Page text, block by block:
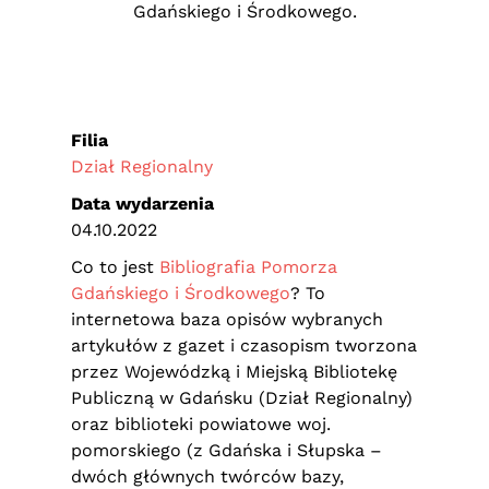
Gdańskiego i Środkowego.
Co to jest Bibliografia Pomorza
Gdańskiego i Środkowego? To
internetowa baza opisów wybranych
artykułów z gazet i czasopism tworzona
przez Wojewódzką i Miejską Bibliotekę
Publiczną w Gdańsku (Dział Regionalny)
oraz biblioteki powiatowe woj.
pomorskiego (z Gdańska i Słupska –
dwóch głównych twórców bazy,
Filia
Dział Regionalny
Data wydarzenia
04.10.2022